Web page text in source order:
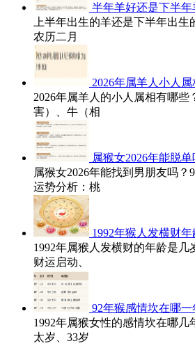
半年羊好还是下半年
上半年出生的羊还是下半年出生
农历二月
2026年属羊人小人
2026年属羊人的小人属相有哪些
害）、牛（相
属猴女2026年能脱
属猴女2026年能找到男朋友吗？
运势分析：桃
1992年猴人发横财年
1992年属猴人发横财的年龄是几
财运启动、
92年猴感情坎在哪一
1992年属猴女性的感情坎在哪几
太岁、33岁